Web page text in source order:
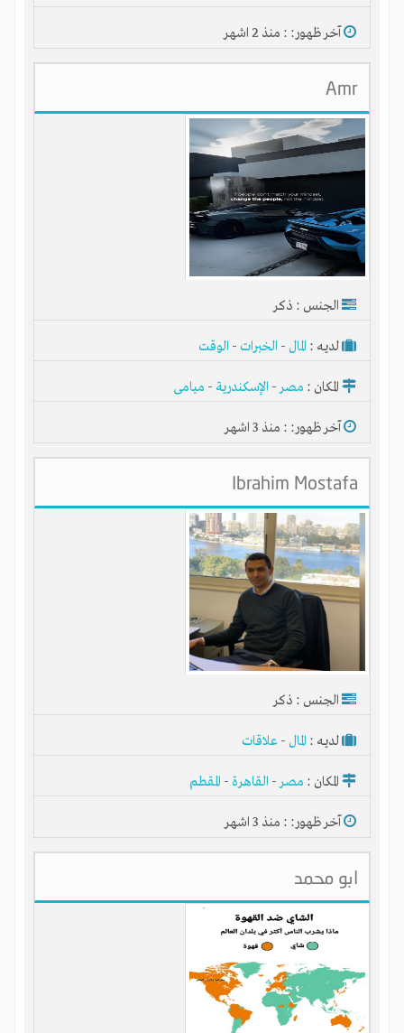
شبكة انتج الاقتصادية المجانية
تنفيذ وتطوير المشروعات بالمشاركة
آلاف المشروعات الناشئة والقائمة
آلاف المستثمرين والخبراء والمسوقين
آلاف الأفكار الجيدة للاستثمار
انضم إلى آلاف المستثمرين
ابدأ حياتك كرجل أعمال
اقتنص الفرصة وشارك في مشروع ناجح
استثمر خبراتك في مشاريع ناجحة
سوّق منتجات الغير واحصل على نسبة من الأرباح
آخر ظهور: : منذ 2 اشهر
Amr
الجنس : ذكر
لديـه : المال - الخبرات - الوقت
المكان : مصر- الإسكندرية - ميامى
آخر ظهور: : منذ 3 اشهر
Ibrahim Mostafa
الجنس : ذكر
لديـه : المال - علاقات
المكان : مصر- القاهرة - المقطم
آخر ظهور: : منذ 3 اشهر
ابو محمد